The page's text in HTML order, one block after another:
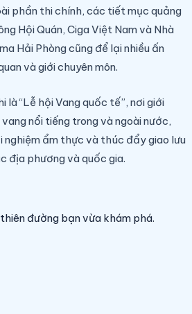
phần thi chính, các tiết mục quảng
Hội Quán, Ciga Việt Nam và Nhà
Hải Phòng cũng để lại nhiều ấn
và giới chuyên môn.
là “Lễ hội Vang quốc tế”, nơi giới
nổi tiếng trong và ngoài nước,
ẩm thực và thúc đẩy giao lưu
địa phương và quốc gia.
đường bạn vừa khám phá.